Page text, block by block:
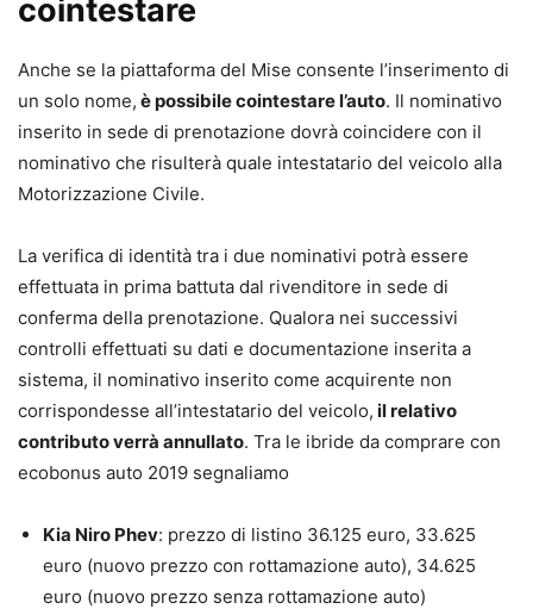
cointestare
Anche se la piattaforma del Mise consente l’inserimento di
un solo nome, è possibile cointestare l’auto. Il nominativo
inserito in sede di prenotazione dovrà coincidere con il
nominativo che risulterà quale intestatario del veicolo alla
Motorizzazione Civile.
La verifica di identità tra i due nominativi potrà essere
effettuata in prima battuta dal rivenditore in sede di
conferma della prenotazione. Qualora nei successivi
controlli effettuati su dati e documentazione inserita a
sistema, il nominativo inserito come acquirente non
corrispondesse all’intestatario del veicolo, il relativo
contributo verrà annullato. Tra le ibride da comprare con
ecobonus auto 2019 segnaliamo
Kia Niro Phev: prezzo di listino 36.125 euro, 33.625
euro (nuovo prezzo con rottamazione auto), 34.625
euro (nuovo prezzo senza rottamazione auto)